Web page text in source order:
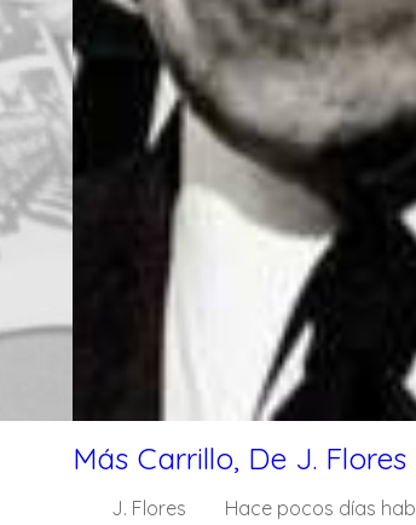
Más Carrillo, De J. Flores
J. Flores Hace pocos días